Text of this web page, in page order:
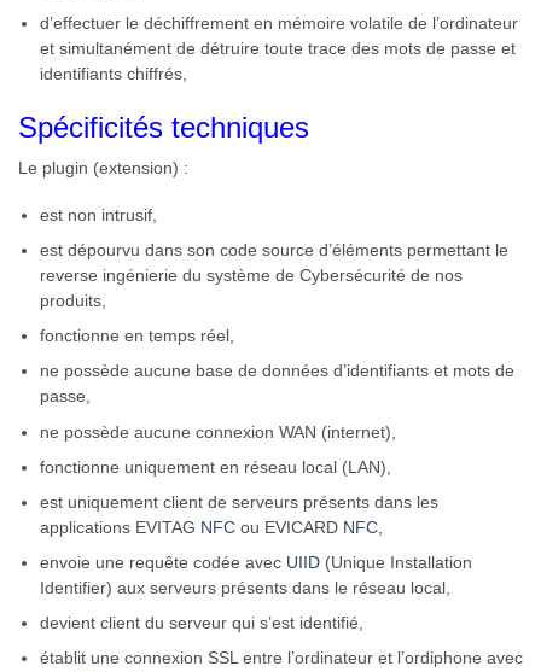
d’effectuer le déchiffrement en mémoire volatile de l’ordinateur
et simultanément de détruire toute trace des mots de passe et
identifiants chiffrés,
Spécificités techniques
Le plugin (extension) :
est non intrusif,
est dépourvu dans son code source d’éléments permettant le
reverse ingénierie du système de Cybersécurité de nos
produits,
fonctionne en temps réel,
ne possède aucune base de données d’identifiants et mots de
passe,
ne possède aucune connexion WAN (internet),
fonctionne uniquement en réseau local (LAN),
est uniquement client de serveurs présents dans les
applications EVITAG NFCou EVICARD NFC,
envoie une requête codée avec UIID(Unique Installation
Identifier) aux serveurs présents dans le réseau local,
devient client du serveur qui s’est identifié,
établit une connexion SSL entre l’ordinateur et l’ordiphone avec